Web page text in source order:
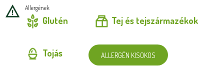
Allergének
Glutén Tej és tejszármazékok
Tojás ALLERGÉN KISOKOS